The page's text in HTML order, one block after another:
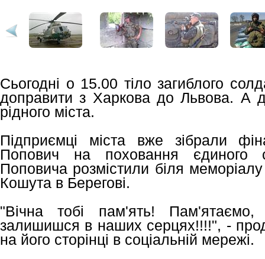
Сьогодні о 15.00 тіло загиблого
доправити з Харкова до Львова. А
рідного міста.
Підприємці міста вже зібрали
Попович на поховання єдиного
Поповича розмістили біля
Кошута в Берегові.
"Вічна тобі пам'ять!
залишишся в наших серцях!!!!", -
на його сторінці в соціальній мережі.